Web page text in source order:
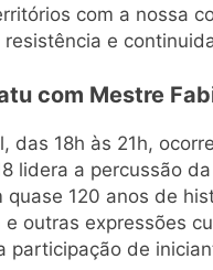
com a nossa
e
com Mestre
das 18h às 21h,
lidera a percussão
quase 120 anos de
outras expressões
participação de